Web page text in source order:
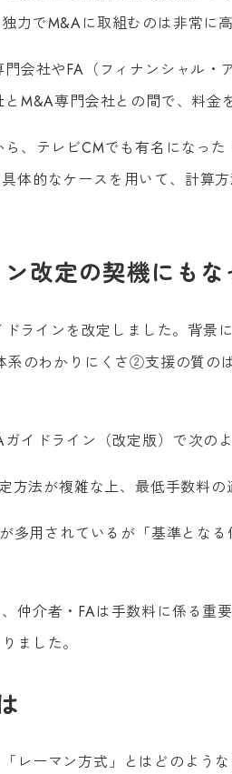
力でM&Aに取組むのは非常に
会社やFA（フィナンシャル
M&A専門会社との間で、料金
、テレビCMでも有名になっ
体的なケースを用いて、計算
改定の契機にも
ラインを改定しました。背景
のわかりにくさ②支援の質の
イドライン（改定版）で次の
方法が複雑な上、最低手数料
多用されているが「基準とな
仲介者・FAは手数料に係る重
ました。
レーマン方式」とはどのよう